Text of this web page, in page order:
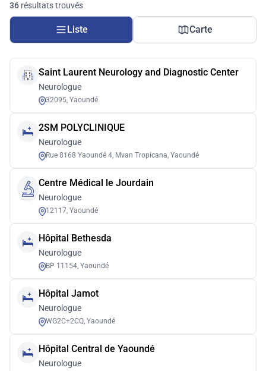
36 résultats trouvés
Liste Carte
Saint Laurent Neurology and Diagnostic Center
Neurologue
32095, Yaoundé
2SM POLYCLINIQUE
Neurologue
Rue 8168 Yaoundé 4, Mvan Tropicana, Yaoundé
Centre Médical le Jourdain
Neurologue
12117, Yaoundé
Hôpital Bethesda
Neurologue
BP 11154, Yaoundé
Hôpital Jamot
Neurologue
WG2C+2CQ, Yaoundé
Hôpital Central de Yaoundé
Neurologue